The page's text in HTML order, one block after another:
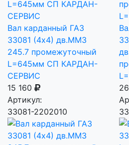
Вал карданный ГАЗ
33081 (4х4) дв.ММЗ
245.7 промежуточный
L=645мм СП КАРДАН-
СЕРВИС
15 160
Артикул:
33081-2202010